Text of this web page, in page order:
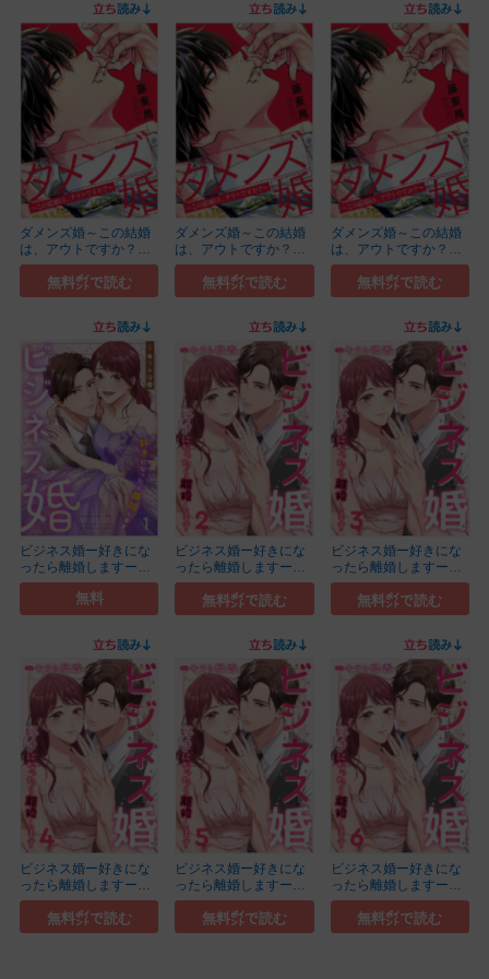
ダメンズ婚～この結婚
は、アウトですか？～
(3)
無料㌽で読む
ダメンズ婚～この結婚
は、アウトですか？～
(4)
無料㌽で読む
ダメンズ婚～この結婚
は、アウトですか？～
(5)
無料㌽で読む
ビジネス婚ー好きにな
ったら離婚しますー
【...(1)
無料
ビジネス婚ー好きにな
ったら離婚しますー
【...(2)
無料㌽で読む
ビジネス婚ー好きにな
ったら離婚しますー
【...(3)
無料㌽で読む
ビジネス婚ー好きにな
ったら離婚しますー
【...(4)
無料㌽で読む
ビジネス婚ー好きにな
ったら離婚しますー
【...(5)
無料㌽で読む
ビジネス婚ー好きにな
ったら離婚しますー
【...(6)
無料㌽で読む